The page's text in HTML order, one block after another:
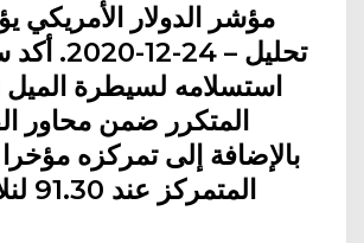
مؤشر الدولار الأمريكي
تحليل –
استسلامه لسيطرة الميل
المتكرر ضمن محاور
بالإضافة إلى تمركزه